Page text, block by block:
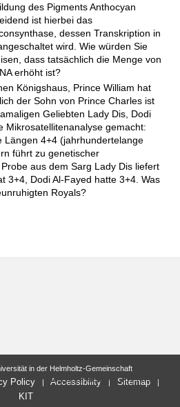
des Pigments Anthocyan
ist hierbei das
dessen Transkription in
wird. Wie würden Sie
dass tatsächlich die Menge von
erhöht ist?
Königshaus, Prince William hat
der Sohn von Prince Charles ist
Geliebten Lady Dis, Dodi
Mikrosatellitenanalyse gemacht:
Längen 4+4 (jahrhundertelange
führt zu genetischer
aus dem Sarg Lady Dis liefert
3+4, Dodi Al-Fayed hatte 3+4. Was
Royals?
letzte Änderung: 2019-09-25
in der Helmholtz-Gemeinschaft
Policy Accessibility
Sitemap
KIT